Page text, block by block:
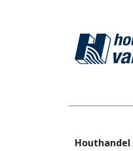
Houthandel